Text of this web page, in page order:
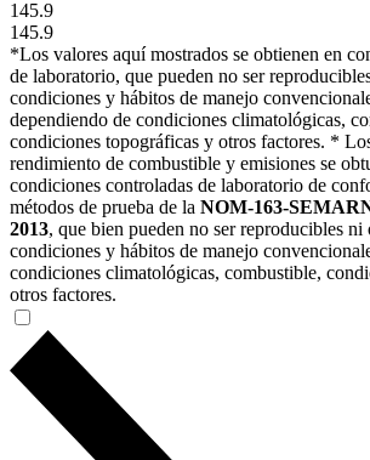
145.9
145.9
*Los valores aquí mostrados se obtienen en
de laboratorio, que pueden no ser
condiciones y hábitos de manejo
dependiendo de condiciones climatológicas,
condiciones topográficas y otros factores. *
rendimiento de combustible y emisiones se
condiciones controladas de laboratorio de
métodos de prueba de la NOM-163-
2013, que bien pueden no ser reproducibles ni
condiciones y hábitos de manejo
condiciones climatológicas, combustible,
otros factores.